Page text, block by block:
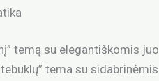
temą su elegantiškomis
tema su